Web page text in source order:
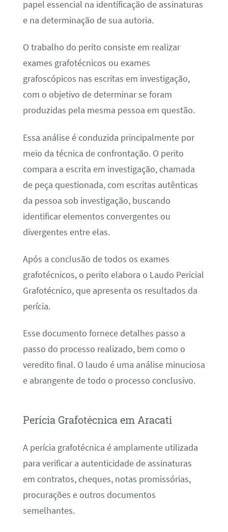
papel essencial na identificação de assinaturas
e na determinação de sua autoria.
O trabalho do perito consiste em realizar
exames grafotécnicos ou exames
grafoscópicos nas escritas em investigação,
com o objetivo de determinar se foram
produzidas pela mesma pessoa em questão.
Essa análise é conduzida principalmente por
meio da técnica de confrontação. O perito
compara a escrita em investigação, chamada
de peça questionada, com escritas autênticas
da pessoa sob investigação, buscando
identificar elementos convergentes ou
divergentes entre elas.
Após a conclusão de todos os exames
grafotécnicos, o perito elabora o Laudo Pericial
Grafotécnico, que apresenta os resultados da
perícia.
Esse documento fornece detalhes passo a
passo do processo realizado, bem como o
veredito final. O laudo é uma análise minuciosa
e abrangente de todo o processo conclusivo.
Perícia Grafotécnica em Aracati
A perícia grafotécnica é amplamente utilizada
para verificar a autenticidade de assinaturas
em contratos, cheques, notas promissórias,
procurações e outros documentos
semelhantes.